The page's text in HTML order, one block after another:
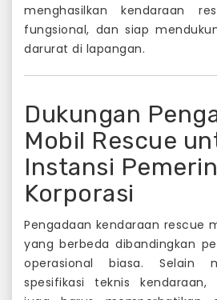
menghasilkan kendaraan
fungsional, dan siap
darurat di lapangan.
Dukungan
Mobil Rescue
Instansi
Korporasi
Pengadaan kendaraan rescue
yang berbeda dibandingkan
operasional biasa. Selain
spesifikasi teknis kendaraan,